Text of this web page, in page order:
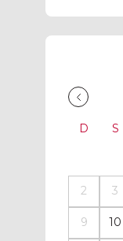
D S
2 3
9 10